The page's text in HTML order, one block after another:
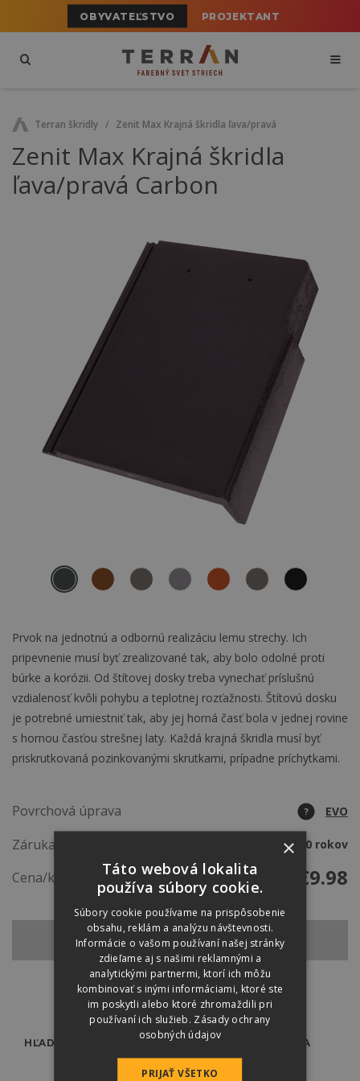
OBYVATEĽSTVO PROJEKTANT
Terran škridly Zenit Max Krajná škridla ľava/pravá
Zenit Max Krajná škridla
ľava/pravá Carbon
Prvok na jednotnú a odbornú realizáciu lemu strechy. Ich
pripevnenie musí byť zrealizované tak, aby bolo odolné proti
búrke a korózii. Od štítovej dosky treba vynechať príslušnú
vzdialenosť kvôli pohybu a teplotnej rozťažnosti. Štítovú dosku
je potrebné umiestniť tak, aby jej horná časť bola v jednej rovine
s hornou časťou strešnej laty. Každá krajná škridla musí byť
priskrutkovaná pozinkovanými skrutkami, prípadne príchytkami.
Povrchová úprava ? EVO
Záruka 50 rokov
Cena/ks €9.98
SPÄŤ NA ZÁKLADNÚ ŠKRIDLU
HĽADÁTE ODBORNÍKA? PREDAJCOVIA
×
Táto webová lokalita
používa súbory cookie.
Súbory cookie používame na prispôsobenie
obsahu, reklám a analýzu návštevnosti.
Informácie o vašom používaní našej stránky
zdieľame aj s našimi reklamnými a
analytickými partnermi, ktorí ich môžu
kombinovať s inými informáciami, ktoré ste
im poskytli alebo ktoré zhromaždili pri
používaní ich služieb. Zásady ochrany
osobných údajov
PRIJAŤ VŠETKO